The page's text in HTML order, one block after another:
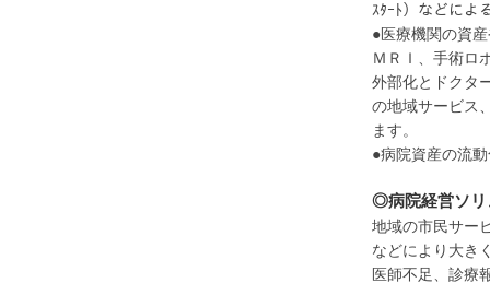
ｽﾀｰﾄ）などによ
●医療機関の資
ＭＲＩ、手術ロ
外部化とドクタ
の地域サービス
ます。
●病院資産の流
◎病院経営ソリ
地域の市民サー
などにより大き
医師不足、診療